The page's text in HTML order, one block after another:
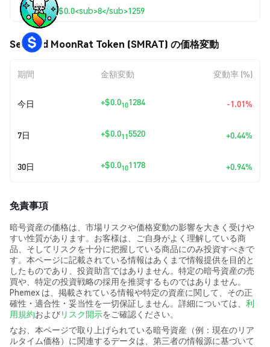
$0.0<sub>8</sub>1259
Secured MoonRat Token (SMRAT) の価格変動
期間 金額変動 変動率 (%)
今日 +$0.0101284 -1.01%
7日 +$0.0115520 +0.44%
30日 +$0.0101178 +0.94%
免責事項
暗号資産の価格は、市場リスクや価格変動の影響を大きく受けや
すい性質があります。お客様は、ご自身がよく理解している商
品、そしてリスクを十分に把握している商品にのみ投資すべきで
す。本ページに記載されている情報はあくまで情報提供を目的と
したものであり、投資助言ではありません。特定の暗号資産の売
買や、特定の投資戦略の採用を推奨するものではありません。
Phemex は、掲載されている情報や特定の資産に関して、その正
確性・適合性・妥当性を一切保証しません。詳細については、 利
用規約およびリスク開示をご確認ください。
なお、本ページで取り上げられている暗号資産（例：現在のリア
ルタイム価格）に関連するデータは、第三者の情報源に基づいて